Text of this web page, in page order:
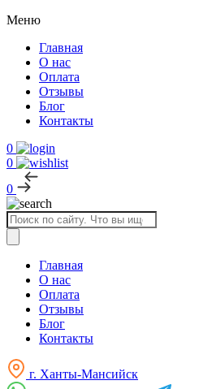
Меню
Главная
О нас
Оплата
Отзывы
Блог
Контакты
0
0
0
Поиск
товаров
Главная
О нас
Оплата
Отзывы
Блог
Контакты
г. Ханты-Мансийск